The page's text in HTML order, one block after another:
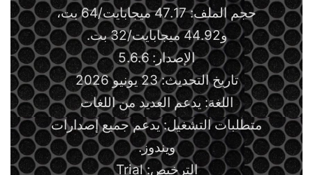
حجم الملف: 47.17 ميجابايت/64 بت،
و44.92 ميجابايت/32 بت.
الإصدار: 5.6.6
تاريخ التحديث: 23 يونيو 2026
اللغة: يدعم العديد من اللغات
متطلبات التشغيل: يدعم جميع إصدارات
ويندوز.
الترخيص: Trial